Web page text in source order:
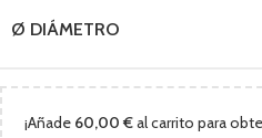
Ø DIÁMETRO
¡Añade 60,00 €al carrito para